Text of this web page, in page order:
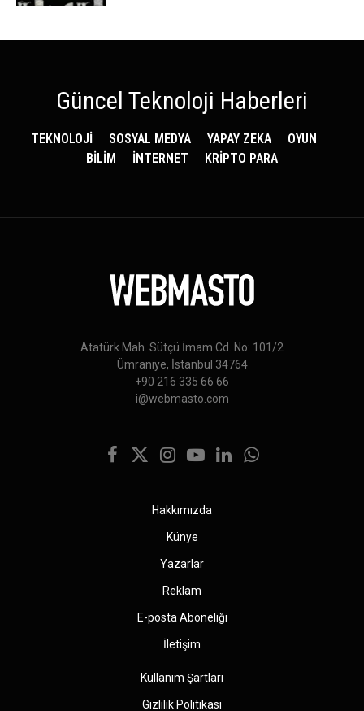
Güncel Teknoloji Haberleri
TEKNOLOJİ SOSYAL MEDYA YAPAY ZEKA
OYUN
BİLİM
İNTERNET KRİPTO PARA
Atatürk Mah. Sütçü İmam Cd. No: 101/2
Ümraniye, İstanbul 34764
+90 216 335 66 66
i@webmasto.com
Facebook
X
Instagram
YouTubeLinkedInWhatsApp
Hakkımızda
Künye
Yazarlar
Reklam
E-posta Aboneliği
İletişim
Kullanım Şartları
Gizlilik Politikası